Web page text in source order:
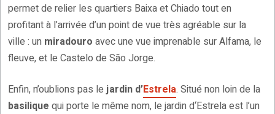
permet de relier les quartiers Baixa et Chiado tout en
profitant à l’arrivée d’un point de vue très agréable sur la
ville : un miradouro avec une vue imprenable sur Alfama, le
fleuve, et le Castelo de São Jorge.
Enfin, n’oublions pas le jardin d’Estrela. Situé non loin de la
basilique qui porte le même nom, le jardin d‘Estrela est l’un